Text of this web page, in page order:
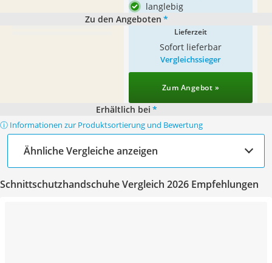
langlebig
Zu den Angeboten *
Lieferzeit
Sofort lieferbar
Vergleichssieger
Zum Angebot »
Erhältlich bei *
ⓘ Informationen zur Produktsortierung und Bewertung
Ähnliche Vergleiche anzeigen
Schnittschutzhandschuhe Vergleich 2026 Empfehlungen